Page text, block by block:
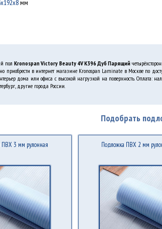
мм
полKronospan Victory Beauty 4V K396 Дуб Парящий
приобрести в интернет магазине Kronospan Laminate в Москве по
дома или офиса с высокой нагрузкой на поверхность. Оплата:
другие города России.
Подобрать
ПВХ 3 мм рулонная Подложка ПВХ 2 мм